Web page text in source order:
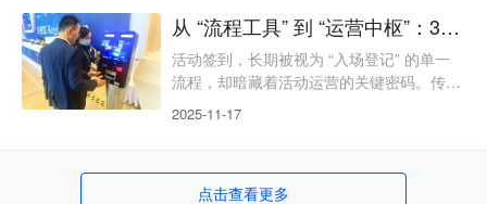
的局限，串联起成本、体验、数据、场景四
大核心维度，让签到从 “被动流程” 升级为
“主动创造价值的运营中枢”，为超百万场活
从 “流程工具” 到 “运营中枢”：31 会议自助签到激活活动全链价值
活动签到，长期被视为 “入场登记” 的单一
流程，却暗藏着活动运营的关键密码。传统
等问题，早已无法匹配当下精细化运营的需
技术为纽带，串联起成本控制、体验优化、
数据决策、场景适配四大核心环节，让签到
2025-11-17
点击查看更多